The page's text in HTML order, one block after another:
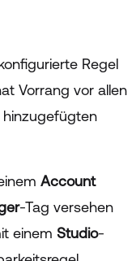
Regel
Vorrang vor allen
hinzugefügten
Account
-Tag versehen
einem Studio-